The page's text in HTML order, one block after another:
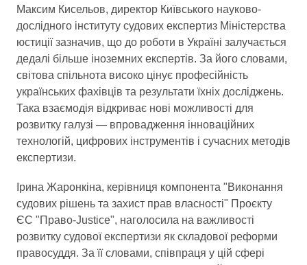
Максим Кисельов, директор Київського науково-
дослідного інституту судових експертиз Міністерства
юстиції зазначив, що до роботи в Україні залучається
дедалі більше іноземних експертів. За його словами,
світова спільнота високо цінує професійність
українських фахівців та результати їхніх досліджень.
Така взаємодія відкриває нові можливості для
розвитку галузі — впровадження інноваційних
технологій, цифрових інструментів і сучасних методів
експертизи.
Ірина Жаронкіна, керівниця компонента "Виконання
судових рішень та захист прав власності" Проєкту
ЄС "Право-Justice", наголосила на важливості
розвитку судової експертизи як складової реформи
правосуддя. За її словами, співпраця у цій сфері